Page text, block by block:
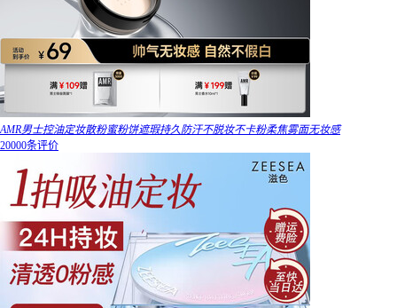
AMR男士控油定妆散粉蜜粉饼遮瑕持久防汗不脱妆不卡粉柔焦雾面无妆感
20000条评价